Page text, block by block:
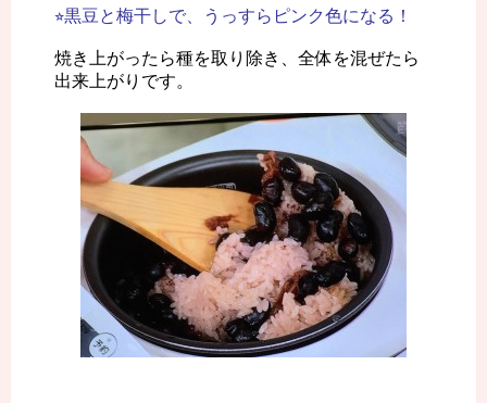
⭐︎黒豆と梅干しで、うっすらピンク色になる！
焼き上がったら種を取り除き、全体を混ぜたら
出来上がりです。